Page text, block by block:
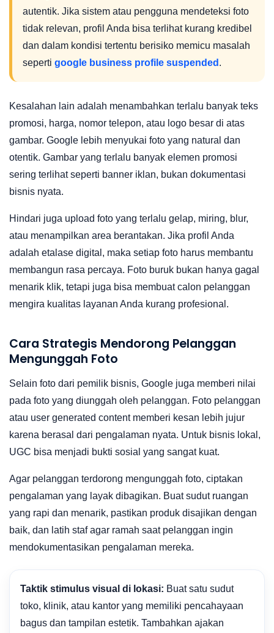
autentik. Jika sistem atau pengguna mendeteksi foto
tidak relevan, profil Anda bisa terlihat kurang kredibel
dan dalam kondisi tertentu berisiko memicu masalah
seperti google business profile suspended .
Kesalahan lain adalah menambahkan terlalu banyak teks
promosi, harga, nomor telepon, atau logo besar di atas
gambar. Google lebih menyukai foto yang natural dan
otentik. Gambar yang terlalu banyak elemen promosi
sering terlihat seperti banner iklan, bukan dokumentasi
bisnis nyata.
Hindari juga upload foto yang terlalu gelap, miring, blur,
atau menampilkan area berantakan. Jika profil Anda
adalah etalase digital, maka setiap foto harus membantu
membangun rasa percaya. Foto buruk bukan hanya gagal
menarik klik, tetapi juga bisa membuat calon pelanggan
mengira kualitas layanan Anda kurang profesional.
Cara Strategis Mendorong Pelanggan
Mengunggah Foto
Selain foto dari pemilik bisnis, Google juga memberi nilai
pada foto yang diunggah oleh pelanggan. Foto pelanggan
atau user generated content memberi kesan lebih jujur
karena berasal dari pengalaman nyata. Untuk bisnis lokal,
UGC bisa menjadi bukti sosial yang sangat kuat.
Agar pelanggan terdorong mengunggah foto, ciptakan
pengalaman yang layak dibagikan. Buat sudut ruangan
yang rapi dan menarik, pastikan produk disajikan dengan
baik, dan latih staf agar ramah saat pelanggan ingin
mendokumentasikan pengalaman mereka.
Taktik stimulus visual di lokasi: Buat satu sudut
toko, klinik, atau kantor yang memiliki pencahayaan
bagus dan tampilan estetik. Tambahkan ajakan